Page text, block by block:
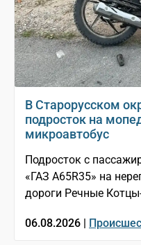
В Старорусском
подросток на
микроавтобус
Подросток с
«ГАЗ A65R35» на
дороги Речные
06.08.2026 |